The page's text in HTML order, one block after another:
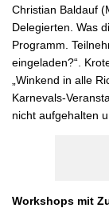
Christian Baldauf
Delegierten. Was
Programm.
eingeladen?“.
„Winkend in alle
Karnevals-
nicht aufgehalten
Workshops mit